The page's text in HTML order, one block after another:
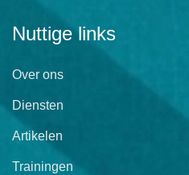
Nuttige links
Over ons
Diensten
Artikelen
Trainingen